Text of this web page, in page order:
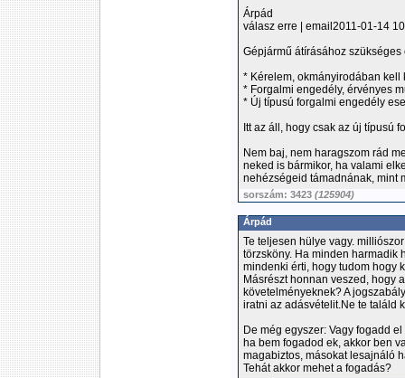
Árpád
válasz erre | email2011-01-14
Gépjármű átírásához
* Kérelem, okmányirodában kell
* Forgalmi engedély, érvényes
* Új típusú forgalmi engedély
Itt az áll, hogy csak az új típusú
Nem baj, nem haragszom rád
neked is bármikor, ha valami
nehézségeid támadnának, mint
sorszám: 3423 (125904)
Árpád
Te teljesen hülye vagy.
törzsköny. Ha minden harmadik
mindenki érti, hogy tudom hogy
Másrészt honnan veszed, hogy
követelményeknek? A
iratni az adásvételit.Ne te találd
De még egyszer: Vagy fogadd
ha bem fogadod ek, akkor ben
magabiztos, másokat lesajnáló
Tehát akkor mehet a fogadás?